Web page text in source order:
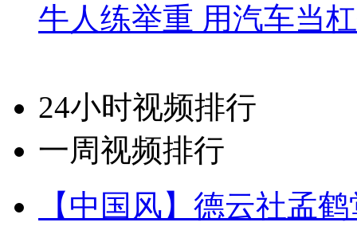
牛人练举重 用汽车当
24小时视频排行
一周视频排行
【中国风】德云社孟